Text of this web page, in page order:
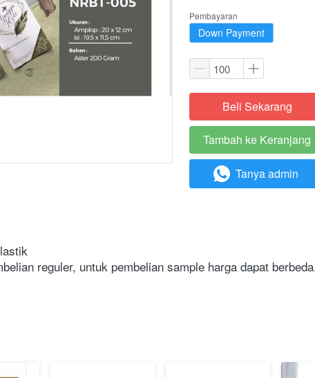
Pembayaran
Down Payment
`Beli Sekarang
`
Tambah ke Keranjang
` Tanya admin
reguler, untuk pembelian sample harga dapat